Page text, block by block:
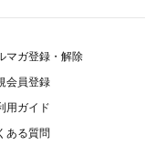
マガ登録・解除
会員登録
用ガイド
ある質問